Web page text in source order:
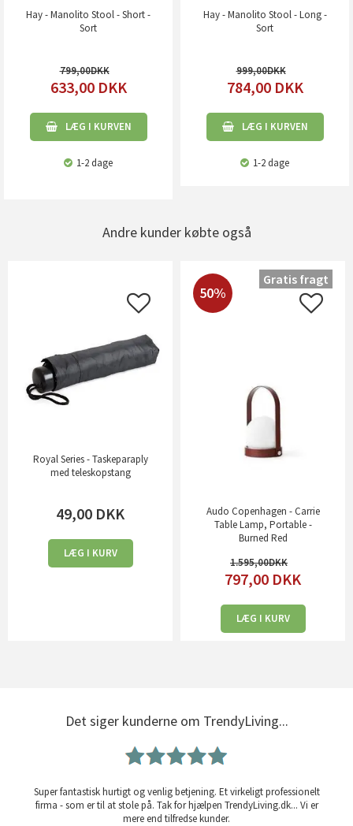
Hay - Manolito Stool - Short -
Sort
799,00
633,00 DKK
LÆG I KURVEN
1-2 dage
Hay - Manolito Stool - Long -
Sort
999,00
784,00 DKK
LÆG I KURVEN
1-2 dage
Andre kunder købte også
Royal Series - Taskeparaply
med teleskopstang
49,00 DKK
LÆG I KURV
50%
Audo Copenhagen - Carrie
Table Lamp, Portable -
Burned Red
1.595,00
797,00 DKK
LÆG I KURV
Gratis fragt
Det siger kunderne om TrendyLiving...
Super fantastisk hurtigt og venlig betjening. Et virkeligt professionelt
firma - som er til at stole på. Tak for hjælpen TrendyLiving.dk... Vi er
mere end tilfredse kunder.